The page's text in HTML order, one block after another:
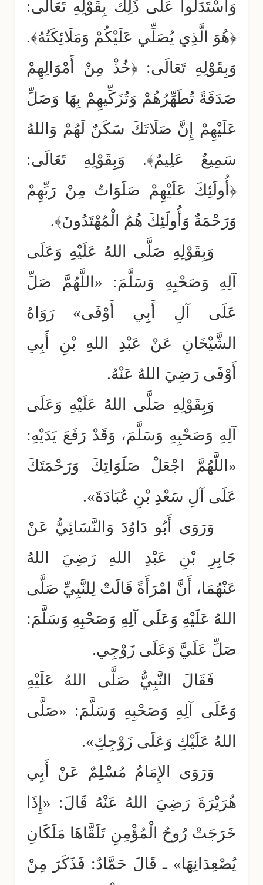
وَاسْتَدَلُّوا عَلَى ذَلِكَ بِقَوْلِهِ تَعَالَى:
﴿هُوَ الَّذِي يُصَلِّي عَلَيْكُمْ وَمَلَائِكَتُهُ﴾.
وَبِقَوْلِهِ تَعَالَى: ﴿خُذْ مِنْ أَمْوَالِهِمْ
صَدَقَةً تُطَهِّرُهُمْ وَتُزَكِّيهِمْ بِهَا وَصَلِّ
عَلَيْهِمْ إِنَّ صَلَاتَكَ سَكَنٌ لَهُمْ وَاللهُ
سَمِيعٌ عَلِيمٌ﴾. وَبِقَوْلِهِ تَعَالَى:
﴿أُولَئِكَ عَلَيْهِمْ صَلَوَاتٌ مِنْ رَبِّهِمْ
وَرَحْمَةٌ وَأُولَئِكَ هُمُ الْمُهْتَدُونَ﴾.
وَبِقَوْلِهِ صَلَّى اللهُ عَلَيْهِ وَعَلَى
آلِهِ وَصَحْبِهِ وَسَلَّمَ: «اللَّهُمَّ صَلِّ
عَلَى آلِ أَبِي أَوْفَى» رَوَاهُ
الشَّيْخَانِ عَنْ عَبْدِ اللهِ بْنِ أَبِي
أَوْفَى رَضِيَ اللهُ عَنْهُ.
وَبِقَوْلِهِ صَلَّى اللهُ عَلَيْهِ وَعَلَى
آلِهِ وَصَحْبِهِ وَسَلَّمَ، وَقَدْ رَفَعَ يَدَيْهِ:
«اللَّهُمَّ اجْعَلْ صَلَوَاتِكَ وَرَحْمَتَكَ
عَلَى آلِ سَعْدِ بْنِ عُبَادَةَ».
وَرَوَى أَبُو دَاوُدَ وَالنَّسَائِيُّ عَنْ
جَابِرِ بْنِ عَبْدِ اللهِ رَضِيَ اللهُ
عَنْهُمَا، أَنَّ امْرَأَةً قَالَتْ لِلنَّبِيِّ صَلَّى
اللهُ عَلَيْهِ وَعَلَى آلِهِ وَصَحْبِهِ وَسَلَّمَ:
صَلِّ عَلَيَّ وَعَلَى زَوْجِي.
فَقَالَ النَّبِيُّ صَلَّى اللهُ عَلَيْهِ
وَعَلَى آلِهِ وَصَحْبِهِ وَسَلَّمَ: «صَلَّى
اللهُ عَلَيْكِ وَعَلَى زَوْجِكِ».
وَرَوَى الإِمَامُ مُسْلِمٌ عَنْ أَبِي
هُرَيْرَةَ رَضِيَ اللهُ عَنْهُ قَالَ: «إِذَا
خَرَجَتْ رُوحُ الْمُؤْمِنِ تَلَقَّاهَا مَلَكَانِ
يُصْعِدَانِهَا» ـ قَالَ حَمَّادٌ: فَذَكَرَ مِنْ